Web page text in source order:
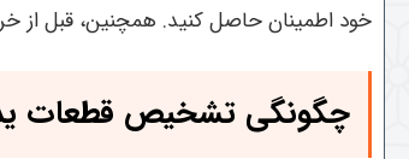
خود اطمینان حاصل کنید. همچنین، قبل از
چگونگی تشخیص قطعات